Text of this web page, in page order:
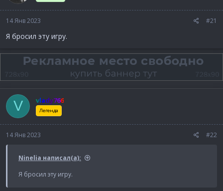
14 Янв 2023 #21
Я бросил эту игру.
V vlady766
Легенда
14 Янв 2023 #22
Ninelia написал(а):
Я бросил эту игру.